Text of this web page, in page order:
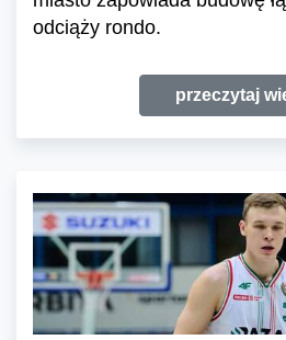
odciąży rondo.
przeczytaj